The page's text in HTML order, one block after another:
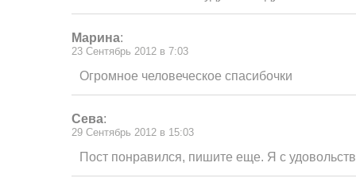
Марина:
23 Сентябрь 2012 в 7:03
Огромное человеческое спасибочки
Сева:
29 Сентябрь 2012 в 15:03
Пост понравился, пишите еще. Я с